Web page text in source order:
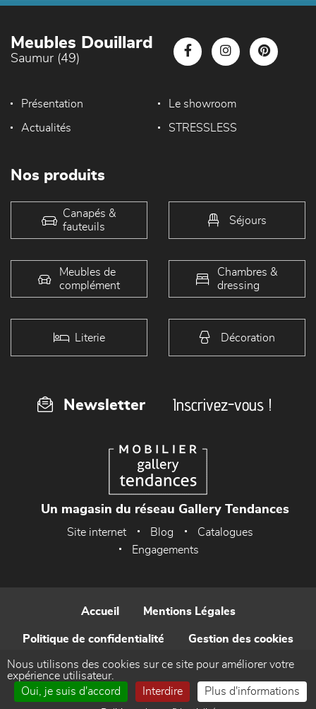
Meubles Douillard
Saumur (49)
Présentation Le showroom
Actualités STRESSLESS
Nos produits
Canapés &
fauteuils
Séjours
Meubles de
complément
Chambres &
dressing
Literie Décoration
Newsletter Inscrivez-vous !
Un magasin du réseau Gallery Tendances
Site internet Blog
Catalogues
Engagements
Accueil Mentions Légales
Politique de confidentialité Gestion des cookies
Contact
Nous utilisons des cookies sur ce site pour améliorer votre
expérience utilisateur.
Oui, je suis d'accord
Interdire Plus d'informations